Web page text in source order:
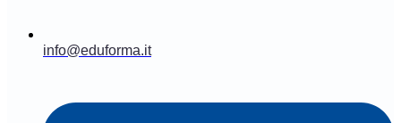
info@eduforma.it